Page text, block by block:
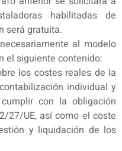
habilitadas de
será gratuita.
al modelo
el siguiente contenido:
los costes reales de la
individual y
con la obligación
27/UE, así como el coste
y liquidación de los